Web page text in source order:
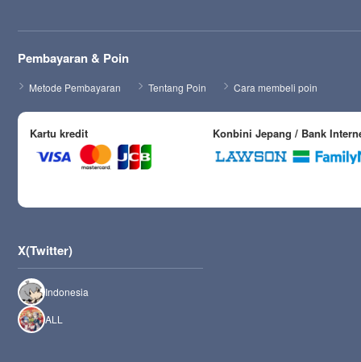
Pembayaran & Poin
Metode Pembayaran Tentang Poin Cara membeli poin
Kartu kredit Konbini Jepang / Bank
X(Twitter)
Indonesia
ALL